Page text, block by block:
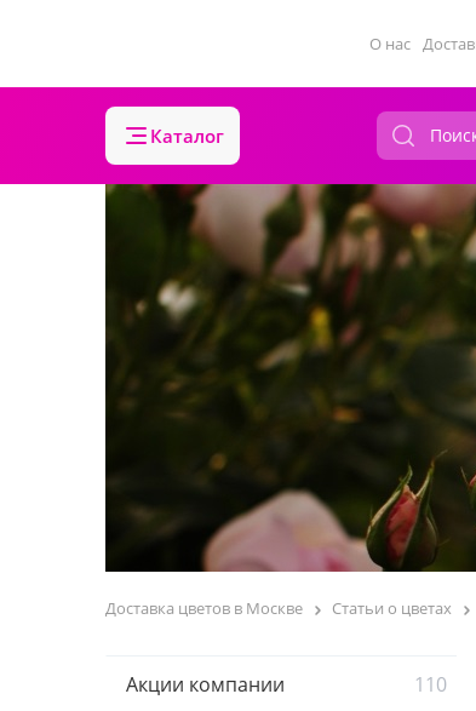
О нас
Каталог
Доставка цветов в Москве Статьи о цветах
Акции компании 110